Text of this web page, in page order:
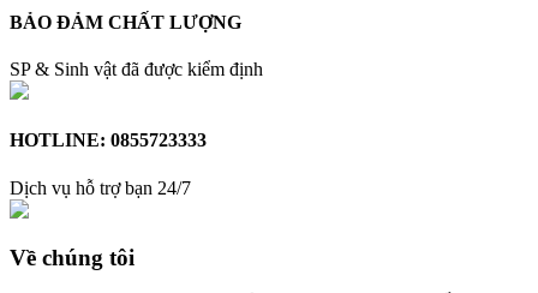
BẢO ĐẢM CHẤT LƯỢNG
SP & Sinh vật đã được kiểm định
HOTLINE: 0855723333
Dịch vụ hỗ trợ bạn 24/7
Về chúng tôi